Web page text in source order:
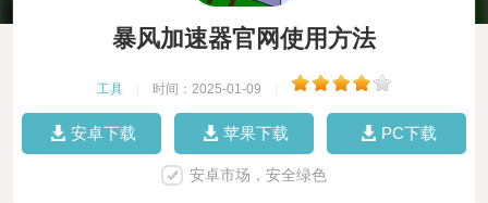
暴风加速器官网使用方法
工具 时间：2025-01-09
安卓下载 苹果下载 PC下载
安卓市场，安全绿色